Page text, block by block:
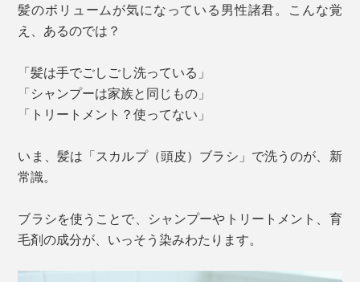
髪のボリュームが気になっている男性諸君。こんな覚
え、あるのでは？
「髪は手でごしごし洗っている」
「シャンプーは家族と同じもの」
「トリートメント？使ってない」
いま、髪は「スカルプ（頭皮）ブラシ」で洗うのが、新
常識。
ブラシを使うことで、シャンプーやトリートメント、育
毛剤の成分が、いっそう染みわたります。